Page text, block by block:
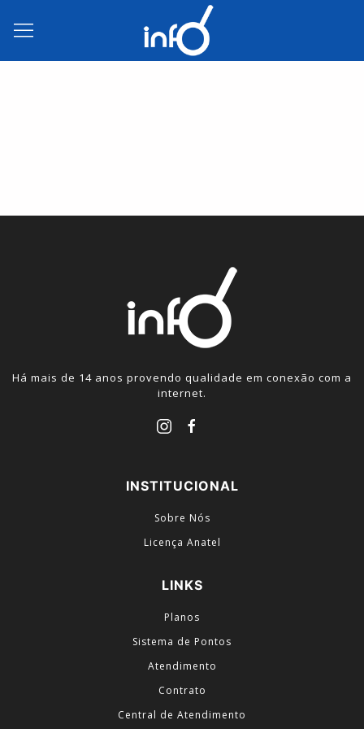
Há mais de 14 anos provendo qualidade em conexão com a
internet.
INSTITUCIONAL
Sobre Nós
Licença Anatel
LINKS
Planos
Sistema de Pontos
Atendimento
Contrato
Central de Atendimento